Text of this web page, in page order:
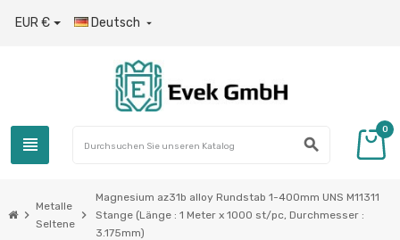
EUR € Deutsch 
view_headline search
0
chevron_right
Metalle
Seltene
chevron_right
Magnesium az31b alloy Rundstab 1-400mm UNS M11311
Stange (Länge : 1 Meter x 1000 st/pc, Durchmesser :
3.175mm)